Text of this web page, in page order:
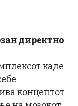
директно
каде
концептот